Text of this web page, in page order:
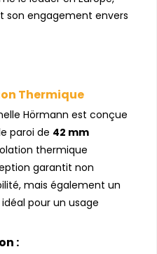
son engagement envers
Thermique
Hörmann est conçue
paroi de 42 mm
thermique
garantit non
mais également un
pour un usage
: